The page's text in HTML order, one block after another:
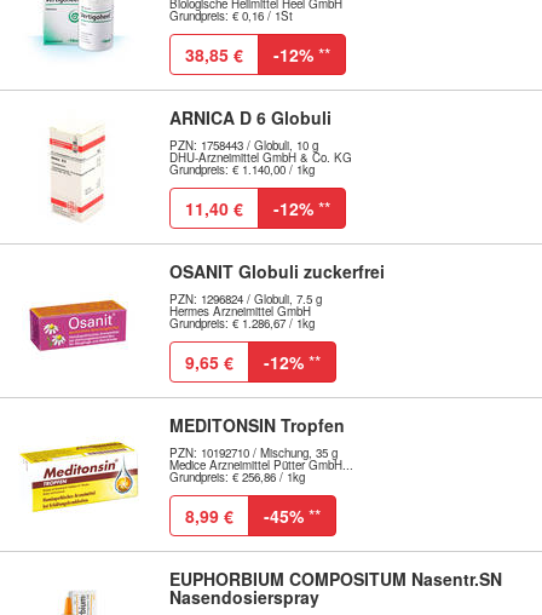
Biologische Heilmittel Heel GmbH
Grundpreis: € 0,16 / 1St
38,85 € -12% **
ARNICA D 6 Globuli
PZN: 1758443 / Globuli, 10 g
DHU-Arzneimittel GmbH & Co. KG
Grundpreis: € 1.140,00 / 1kg
11,40 € -12% **
OSANIT Globuli zuckerfrei
PZN: 1296824 / Globuli, 7.5 g
Hermes Arzneimittel GmbH
Grundpreis: € 1.286,67 / 1kg
9,65 € -12% **
MEDITONSIN Tropfen
PZN: 10192710 / Mischung, 35 g
Medice Arzneimittel Pütter GmbH...
Grundpreis: € 256,86 / 1kg
8,99 € -45% **
EUPHORBIUM COMPOSITUM Nasentr.SN
Nasendosierspray